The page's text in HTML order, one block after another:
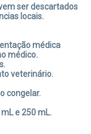
ser descartados
locais.
médica
médico.
veterinário.
congelar.
e 250 mL.